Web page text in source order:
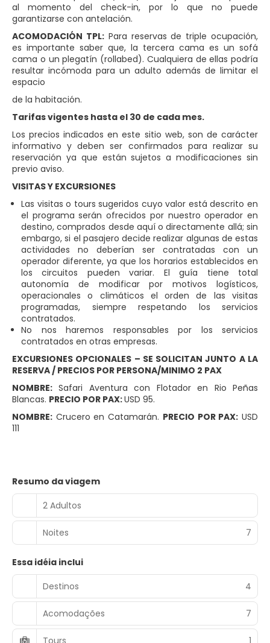
al momento del check-in, por lo que no puede
garantizarse con antelación.
ACOMODACIÓN TPL:Para reservas de triple ocupación,
es importante saber que, la tercera cama es un sofá
cama o un plegatín (rollabed). Cualquiera de ellas podría
resultar incómoda para un adulto además de limitar el
espacio
de la habitación.
Tarifas vigentes hasta el 30 de cada mes.
Los precios indicados en este sitio web, son de carácter
informativo y deben ser confirmados para realizar su
reservación ya que están sujetos a modificaciones sin
previo aviso.
VISITAS Y EXCURSIONES
Las visitas o tours sugeridos cuyo valor está descrito en
el programa serán ofrecidos por nuestro operador en
destino, comprados desde aquí o directamente allá; sin
embargo, si el pasajero decide realizar algunas de estas
actividades no deberían ser contratadas con un
operador diferente, ya que los horarios establecidos en
los circuitos pueden variar. El guía tiene total
autonomía de modificar por motivos logísticos,
operacionales o climáticos el orden de las visitas
programadas, siempre respetando los servicios
contratados.
No nos haremos responsables por los servicios
contratados en otras empresas.
EXCURSIONES OPCIONALES – SE SOLICITAN JUNTO A LA
RESERVA / PRECIOS POR PERSONA/MINIMO 2 PAX
NOMBRE: Safari Aventura con Flotador en Rio Peñas
Blancas. PRECIO POR PAX:USD 95.
NOMBRE: Crucero en Catamarán. PRECIO POR PAX: USD
111
Resumo da viagem
2 Adultos
Noites 7
Essa idéia inclui
Destinos
4
Acomodações 7
Tours 1